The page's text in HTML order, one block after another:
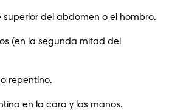
superior del abdomen o el hombro.
(en la segunda mitad del
repentino.
en la cara y las manos.